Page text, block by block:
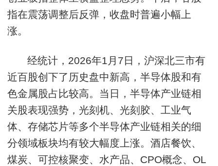
指在震荡调整后反弹，收盘时普遍小幅上
涨。
经统计，2026年1月7日，沪深北三市有
近百股创下了历史盘中新高，半导体股和有
色金属股占比较高。当日，半导体产业链相
关股表现强势，光刻机、光刻胶、工业气
体、存储芯片等多个半导体产业链相关的细
分领域板块均有较大幅度上涨。酒店餐饮、
煤炭、可控核聚变、水产品、CPO概念、OL